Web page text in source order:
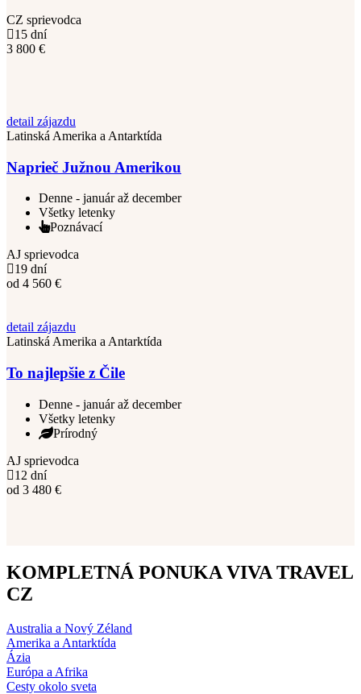
CZ sprievodca
15 dní
3 800 €
detail zájazdu
Latinská Amerika a Antarktída
Naprieč Južnou Amerikou
Denne - január až december
Všetky letenky
Poznávací
AJ sprievodca
19 dní
od 4 560 €
detail zájazdu
Latinská Amerika a Antarktída
To najlepšie z Čile
Denne - január až december
Všetky letenky
Prírodný
AJ sprievodca
12 dní
od 3 480 €
KOMPLETNÁ PONUKA VIVA TRAVEL
CZ
Australia a Nový Zéland
Amerika a Antarktída
Ázia
Európa a Afrika
Cesty okolo sveta